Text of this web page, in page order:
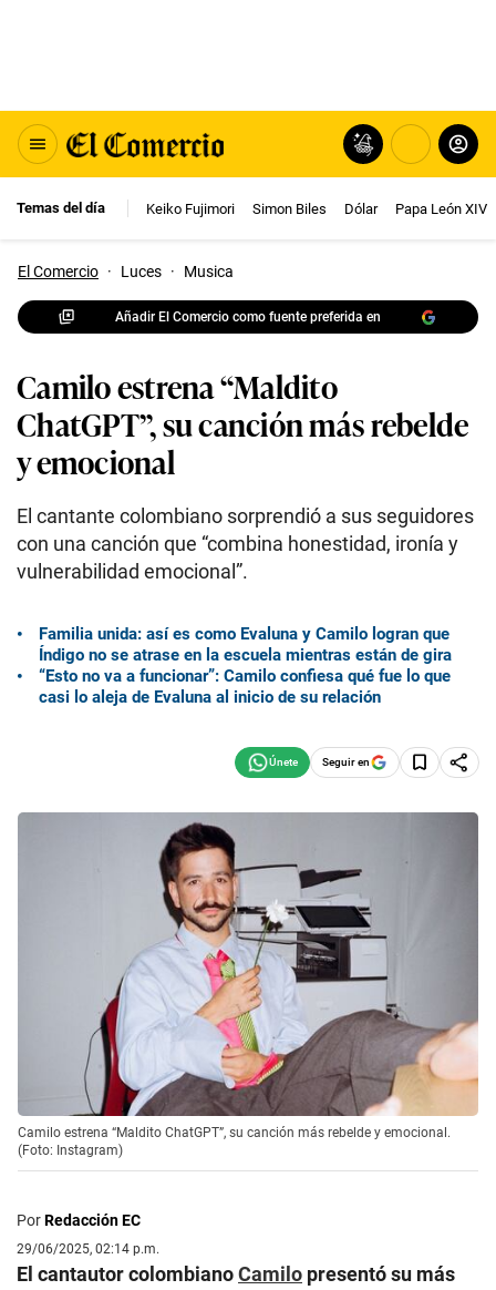
Temas del día Keiko Fujimori Simon Biles Dólar Papa León XIV
El Comercio · Luces · Musica
Añadir El Comercio como fuente preferida en
Camilo estrena “Maldito
ChatGPT”, su canción más rebelde
y emocional
El cantante colombiano sorprendió a sus seguidores
con una canción que “combina honestidad, ironía y
vulnerabilidad emocional”.
Familia unida: así es como Evaluna y Camilo logran que
Índigo no se atrase en la escuela mientras están de gira
“Esto no va a funcionar”: Camilo confiesa qué fue lo que
casi lo aleja de Evaluna al inicio de su relación
Seguir en
Camilo estrena “Maldito ChatGPT”, su canción más rebelde y emocional.
(Foto: Instagram)
PorRedacción EC
29/06/2025, 02:14 p.m.
El cantautor colombianoCamilo presentó su más